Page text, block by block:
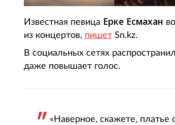
Известная певица Ерке Есмахан
из концертов, пишет Sn.kz.
В социальных сетях
даже повышает голос.
«Наверное, скажете, платье